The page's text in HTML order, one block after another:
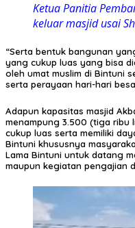
Ketua Panitia
keluar masjid usai
“Serta bentuk bangunan
yang cukup luas yang bisa
oleh umat muslim di Bintuni
serta perayaan hari-hari
Adapun kapasitas masjid
menampung 3.500 (tiga ribu
cukup luas serta memiliki
Bintuni khususnya
Lama Bintuni untuk datang
maupun kegiatan pengajian